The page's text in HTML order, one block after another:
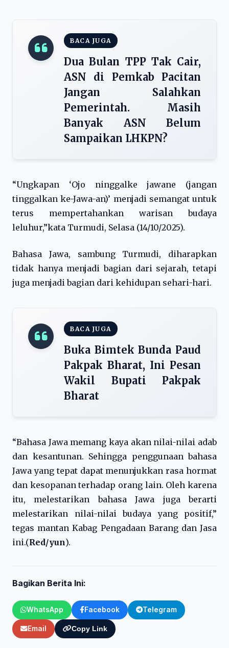
BACA JUGA
Dua Bulan TPP Tak Cair,
ASN di Pemkab Pacitan
Jangan Salahkan
Pemerintah. Masih
Banyak ASN Belum
Sampaikan LHKPN?
“Ungkapan ‘Ojo ninggalke jawane (jangan
tinggalkan ke-Jawa-an)’ menjadi semangat untuk
terus mempertahankan warisan budaya
leluhur,”kata Turmudi, Selasa (14/10/2025).
Bahasa Jawa, sambung Turmudi, diharapkan
tidak hanya menjadi bagian dari sejarah, tetapi
juga menjadi bagian dari kehidupan sehari-hari.
BACA JUGA
Buka Bimtek Bunda Paud
Pakpak Bharat, Ini Pesan
Wakil Bupati Pakpak
Bharat
“Bahasa Jawa memang kaya akan nilai-nilai adab
dan kesantunan. Sehingga penggunaan bahasa
Jawa yang tepat dapat menunjukkan rasa hormat
dan kesopanan terhadap orang lain. Oleh karena
itu, melestarikan bahasa Jawa juga berarti
melestarikan nilai-nilai budaya yang positif,”
tegas mantan Kabag Pengadaan Barang dan Jasa
ini.(Red/yun).
Bagikan Berita Ini:
WhatsApp Facebook Telegram
Email Copy Link